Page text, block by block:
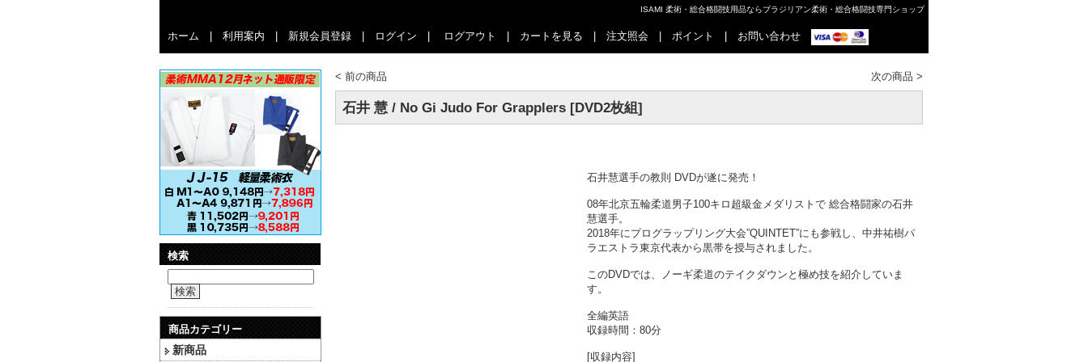
ISAMI 柔術・総合格闘技用品ならブラジリアン柔術・総合格闘技専門ショップ
ホーム 利用案内 新規会員登録 ログイン ログアウト カートを見る 注文照会 ポイント お問い合わせ
検索
検索
商品カテゴリー
新商品
< 前の商品 次の商品 >
石井 慧 / No Gi Judo For Grapplers [DVD2枚組]
石井慧選手の教則 DVDが遂に発売！
08年北京五輪柔道男子100キロ超級金メダリストで 総合格闘家の石井
慧選手。
2018年にプログラップリング大会”QUINTET”にも参戦し、中井祐樹パ
ラエストラ東京代表から黒帯を授与されました。
このDVDでは、ノーギ柔道のテイクダウンと極め技を紹介していま
す。
全編英語
収録時間：80分
[収録内容]